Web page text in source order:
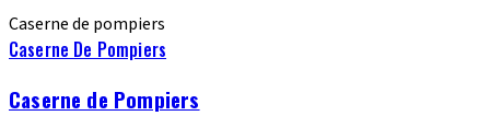
Caserne de pompiers
Caserne De Pompiers
Caserne de Pompiers